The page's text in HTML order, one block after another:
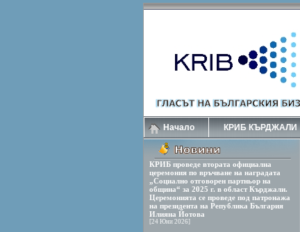
Начало КРИБ КЪРДЖАЛИ
КРИБ проведе втората официална
церемония по връчване на наградата
„Социално отговорен партньор на
община“ за 2025 г. в област Кърджали.
Церемонията се проведе под патронажа
на президента на Република България
Илияна Йотова
[24 Юни 2026]